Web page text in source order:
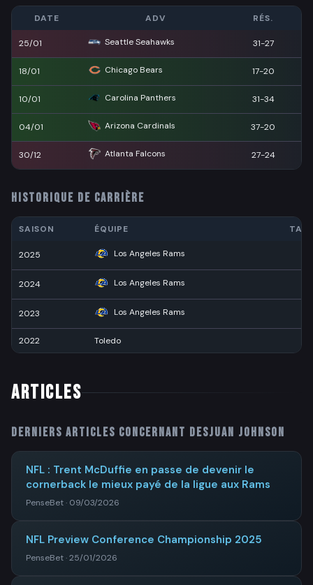
DATE ADV RÉS.
25/01 Seattle Seahawks 31-27
18/01 Chicago Bears 17-20
10/01 Carolina Panthers 31-34
04/01 Arizona Cardinals 37-20
30/12 Atlanta Falcons 27-24
HISTORIQUE DE CARRIÈRE
SAISON ÉQUIPE
2025 Los Angeles Rams
2024 Los Angeles Rams
2023 Los Angeles Rams
2022 Toledo
ARTICLES
Derniers articles concernant Desjuan Johnson
NFL : Trent McDuffie en passe de devenir le
cornerback le mieux payé de la ligue aux Rams
PenseBet · 09/03/2026
NFL Preview Conference Championship 2025
PenseBet · 25/01/2026